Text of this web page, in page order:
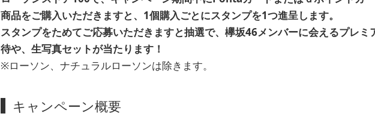
商品をご購入いただきますと、1個購入ごとにスタンプを1つ進呈します。
スタンプをためてご応募いただきますと抽選で、欅坂46メンバーに会えるプレミ
待や、生写真セットが当たります！
※ローソン、ナチュラルローソンは除きます。
キャンペーン概要